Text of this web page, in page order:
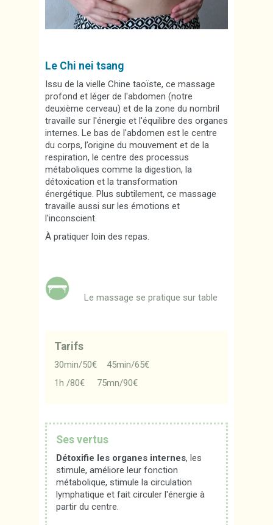
Le Chi nei tsang
Issu de la vielle Chine taoïste, ce massage
profond et léger de l'abdomen (notre
deuxième cerveau) et de la zone du nombril
travaille sur l'énergie et l'équilibre des organes
internes. Le bas de l'abdomen est le centre
du corps, l’origine du mouvement et de la
respiration, le centre des processus
métaboliques comme la digestion, la
détoxication et la transformation
énergétique. Plus subtilement, ce massage
travaille aussi sur les émotions et
l'inconscient.
À pratiquer loin des repas.
Le massage se pratique sur table
Tarifs
30min/50€ 45min/65€
1h /80€ 75mn/90€
Ses vertus
Détoxifie les organes internes, les
stimule, améliore leur fonction
métabolique, stimule la circulation
lymphatique et fait circuler l'énergie à
partir du centre.